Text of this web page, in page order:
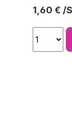
Regulärer
1,60 €